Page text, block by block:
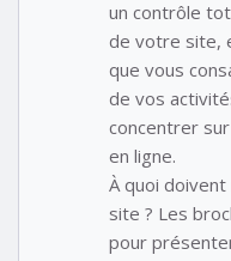
un contrôle
de votre site,
que vous
de vos
concentrer
en ligne.
À quoi
site ? Les
pour